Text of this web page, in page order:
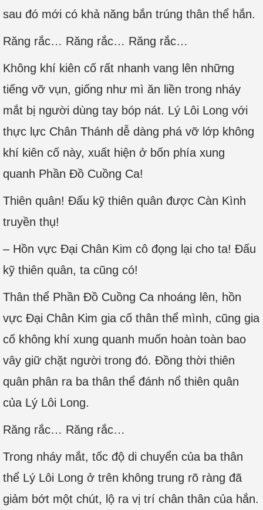
sau đó mới có khả năng bắn trúng thân thể hắn.
Răng rắc… Răng rắc… Răng rắc…
Không khí kiên cố rất nhanh vang lên những
tiếng vỡ vụn, giống như mì ăn liền trong nháy
mắt bị người dùng tay bóp nát. Lý Lôi Long với
thực lực Chân Thánh dễ dàng phá vỡ lớp không
khí kiên cố này, xuất hiện ở bốn phía xung
quanh Phần Đồ Cuồng Ca!
Thiên quân! Đấu kỹ thiên quân được Càn Kình
truyền thụ!
– Hồn vực Đại Chân Kim cô đọng lại cho ta! Đấu
kỹ thiên quân, ta cũng có!
Thân thể Phần Đồ Cuồng Ca nhoáng lên, hồn
vực Đại Chân Kim gia cố thân thể mình, cũng gia
cố không khí xung quanh muốn hoàn toàn bao
vây giữ chặt người trong đó. Đồng thời thiên
quân phân ra ba thân thể đánh nổ thiên quân
của Lý Lôi Long.
Răng rắc… Răng rắc…
Trong nháy mắt, tốc độ di chuyển của ba thân
thể Lý Lôi Long ở trên không trung rõ ràng đã
giảm bớt một chút, lộ ra vị trí chân thân của hắn.